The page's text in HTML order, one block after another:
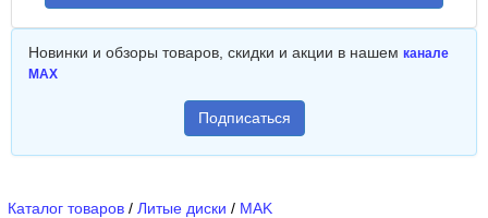
Новинки и обзоры товаров, скидки и акции в нашем канале
MAX
Подписаться
Каталог товаров / Литые диски / MAK